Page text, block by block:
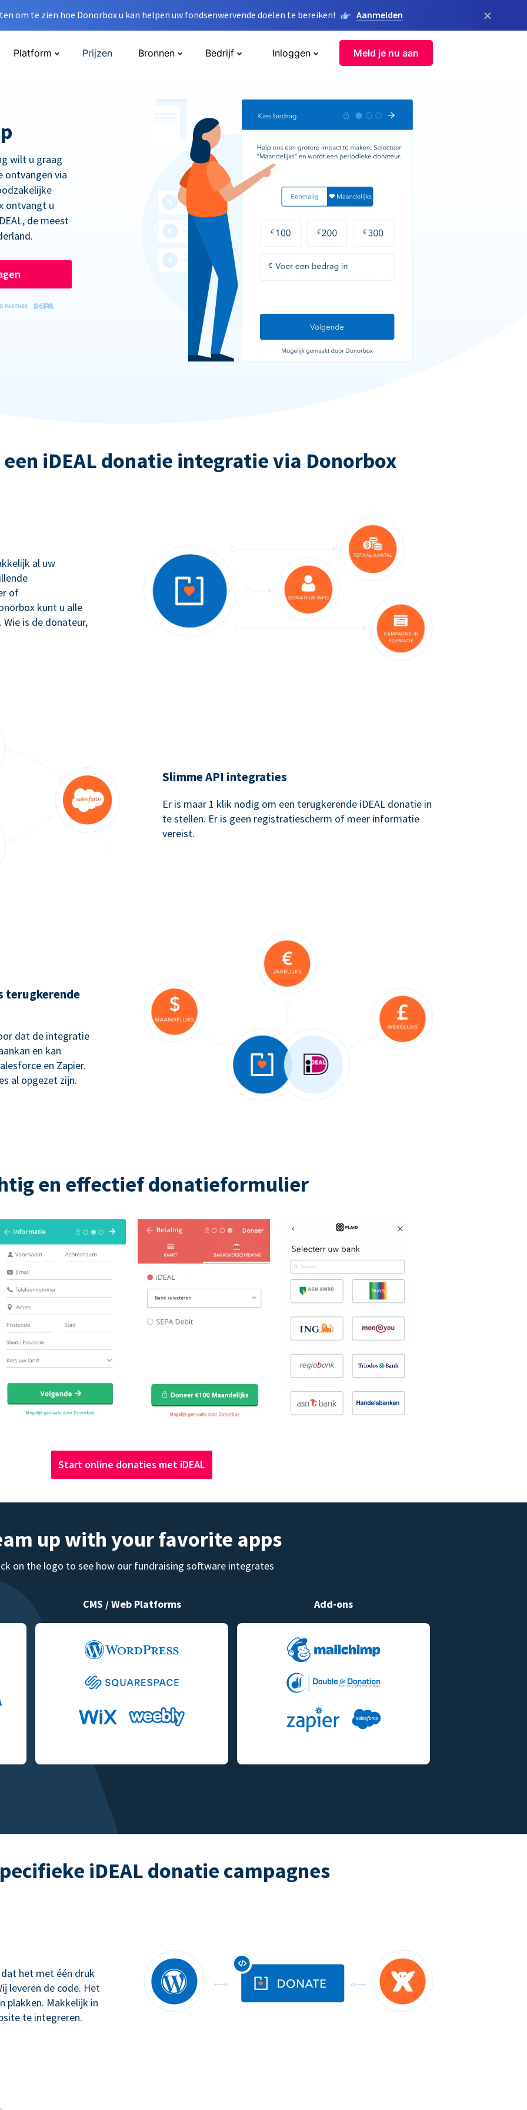
om te zien hoe Donorbox u kan helpen uw fondsenwervende doelen te bereiken! Aanmelden ×
Platform Prijzen Bronnen Bedrijf Inloggen Meld je nu aan
wilt u graag
ontvangen via
ontvangt u
de meest
iDEAL donatie integratie via Donorbox
al uw
of
kunt u alle
is de donateur,
Slimme API integraties
Er is maar 1 klik nodig om een terugkerende iDEAL donatie in
te stellen. Er is geen registratiescherm of meer informatie
vereist.
terugkerende
dat de integratie
en kan
en Zapier.
al opgezet zijn.
en effectief donatieformulier
Start online donaties met iDEAL
up with your favorite apps
on the logo to see how our fundraising software integrates
CMS / Web Platforms Add-ons
iDEAL donatie campagnes
het met één druk
leveren de code. Het
plakken. Makkelijk in
te integreren.